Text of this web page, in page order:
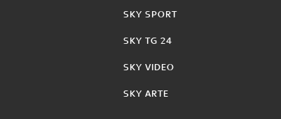
SKY SPORT
SKY TG 24
SKY VIDEO
SKY ARTE